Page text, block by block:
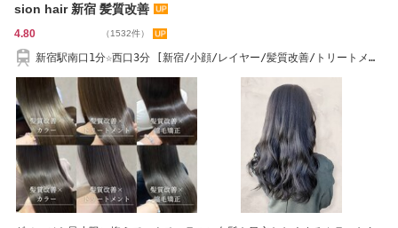
sion hair 新宿 髪質改善
4.80 （1532件）
新宿駅南口1分☆西口3分 [新宿/小顔/レイヤー/髪質改善/トリートメン